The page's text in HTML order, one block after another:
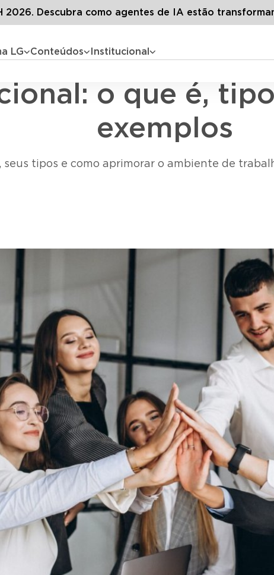
LG Conteúdos Institucional
2026. Descubra como agentes de IA estão
Clima organizacional: o que é, tipos,
o que é,
exemplos
seus tipos e como aprimorar o ambiente de